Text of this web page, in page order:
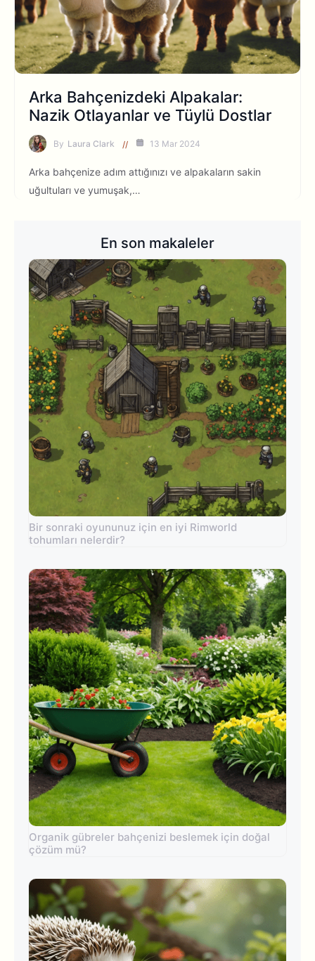
Arka Bahçenizdeki Alpakalar:
Nazik Otlayanlar ve Tüylü Dostlar
By Laura Clark 13 Mar 2024
Arka bahçenize adım attığınızı ve alpakaların sakin
uğultuları ve yumuşak,…
En son makaleler
Bir sonraki oyununuz için en iyi Rimworld
tohumları nelerdir?
Organik gübreler bahçenizi beslemek için doğal
çözüm mü?